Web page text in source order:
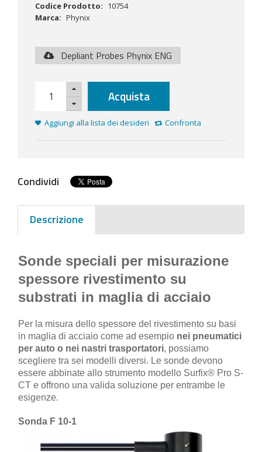
Codice Prodotto: 10754
Marca: Phynix
Depliant Probes Phynix ENG
Acquista
Aggiungi alla lista dei desideri Confronta
Condividi
Descrizione
Sonde speciali per misurazione
spessore rivestimento su
substrati in maglia di acciaio
Per la misura dello spessore del rivestimento su basi
in maglia di acciaio come ad esempio nei pneumatici
per auto o nei nastri trasportatori, possiamo
scegliere tra sei modelli diversi. Le sonde devono
essere abbinate allo strumento modello Surfix® Pro S-
CT e offrono una valida soluzione per entrambe le
esigenze.
Sonda F 10-1